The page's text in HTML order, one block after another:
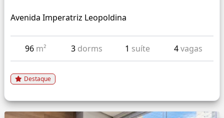
Avenida Imperatriz Leopoldina
96 m² 3 dorms 1 suíte 4vagas
Destaque